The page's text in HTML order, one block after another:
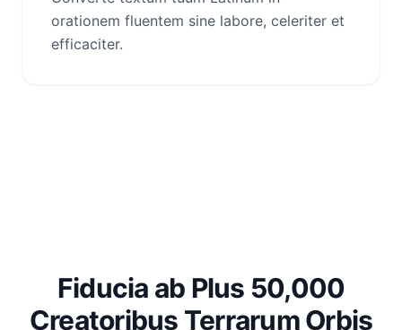
orationem fluentem sine labore, celeriter et
efficaciter.
Fiducia ab Plus 50,000
Creatoribus Terrarum Orbis